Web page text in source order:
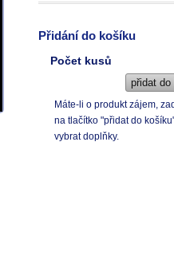
Přidání do košíku
Počet kusů
Máte-li o produkt zájem,
na tlačítko "přidat do
vybrat doplňky.